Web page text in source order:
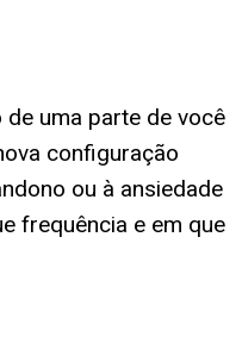
uma parte de você
configuração
ou à ansiedade
frequência e em que